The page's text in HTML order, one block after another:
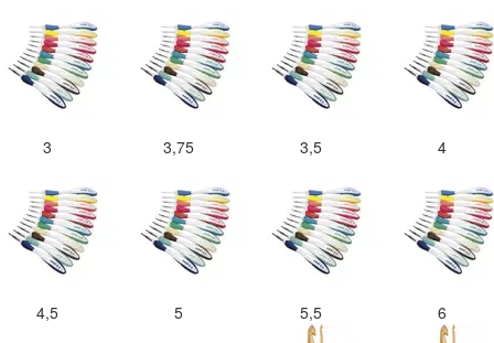
3 3,75 3,5 4
4,5 5 5,5 6